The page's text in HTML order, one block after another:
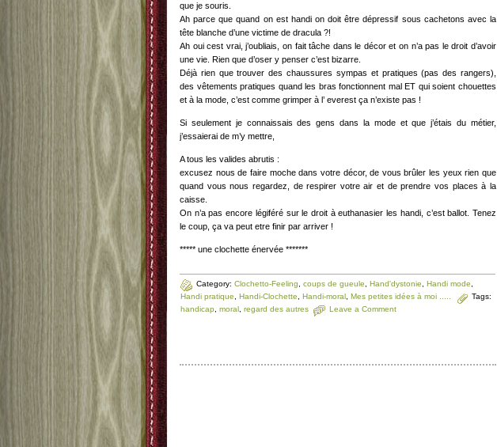
que je souris.
Ah parce que quand on est handi on doit être dépressif sous cachetons avec la
tête blanche d’une victime de dracula ?!
Ah oui cest vrai, j’oubliais, on fait tâche dans le décor et on n’a pas le droit d’avoir
une vie. Rien que d’oser y penser c’est bizarre.
Déjà rien que trouver des chaussures sympas et pratiques (pas des rangers),
des vêtements pratiques quand les bras fonctionnent mal ET qui soient chouettes
et à la mode, c’est comme grimper à l’ everest ça n’existe pas !
Si seulement je connaissais des gens dans la mode et que j’étais du métier,
j’essaierai de m’y mettre,
A tous les valides abrutis :
excusez nous de faire moche dans votre décor, de vous brûler les yeux rien que
quand vous nous regardez, de respirer votre air et de prendre vos places à la
caisse.
On n’a pas encore légiféré sur le droit à euthanasier les handi, c’est ballot. Tenez
le coup, ça va peut etre finir par arriver !
***** une clochette énervée *******
Category: Clochetto-Feeling coups de gueule Hand'dystonie Handi mode
Handi pratique
Handi-Clochette Handi-moral Mes petites idées à moi .....
Tags:
handicap
moral regard des autres Leave a Comment